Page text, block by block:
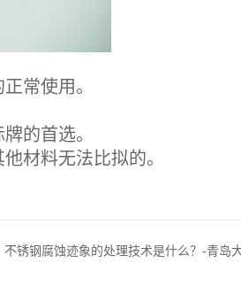
常使用。
的首选。
材料无法比拟的。
不锈钢腐蚀迹象的处理技术是什么？-青岛